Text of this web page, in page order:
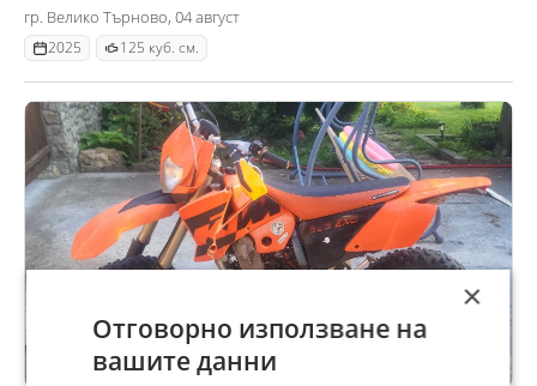
гр. Велико Търново, 04 август
2025 125 куб. см.
×
Отговорно използване на
вашите данни